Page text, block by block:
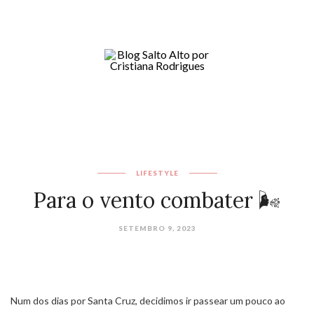
LIFESTYLE
Para o vento combater 🌬️
SETEMBRO 9, 2023
Num dos dias por Santa Cruz, decidimos ir passear um pouco ao